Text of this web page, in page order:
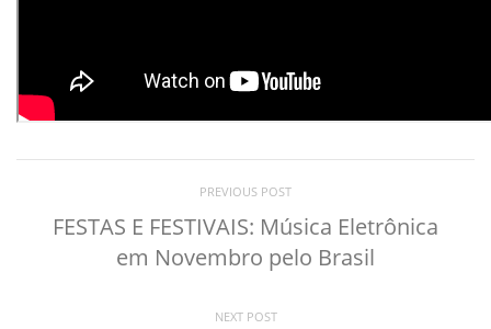
#álbum,A Love Letter To You 4 ,aplicativos de música,
canção
inspirado Love Me More, music , Música,Ouça,rapper
youtube
PREVIOUS POST
FESTAS E FESTIVAIS: Música Eletrônica
em Novembro pelo Brasil
NEXT POST